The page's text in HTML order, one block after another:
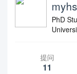
PhD
提问
11